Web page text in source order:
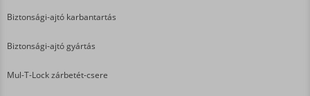
Biztonsági-ajtó karbantartás
Biztonsági-ajtó gyártás
Mul-T-Lock zárbetét-csere